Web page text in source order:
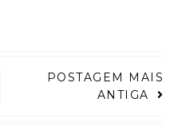
POSTAGEM MAIS
ANTIGA